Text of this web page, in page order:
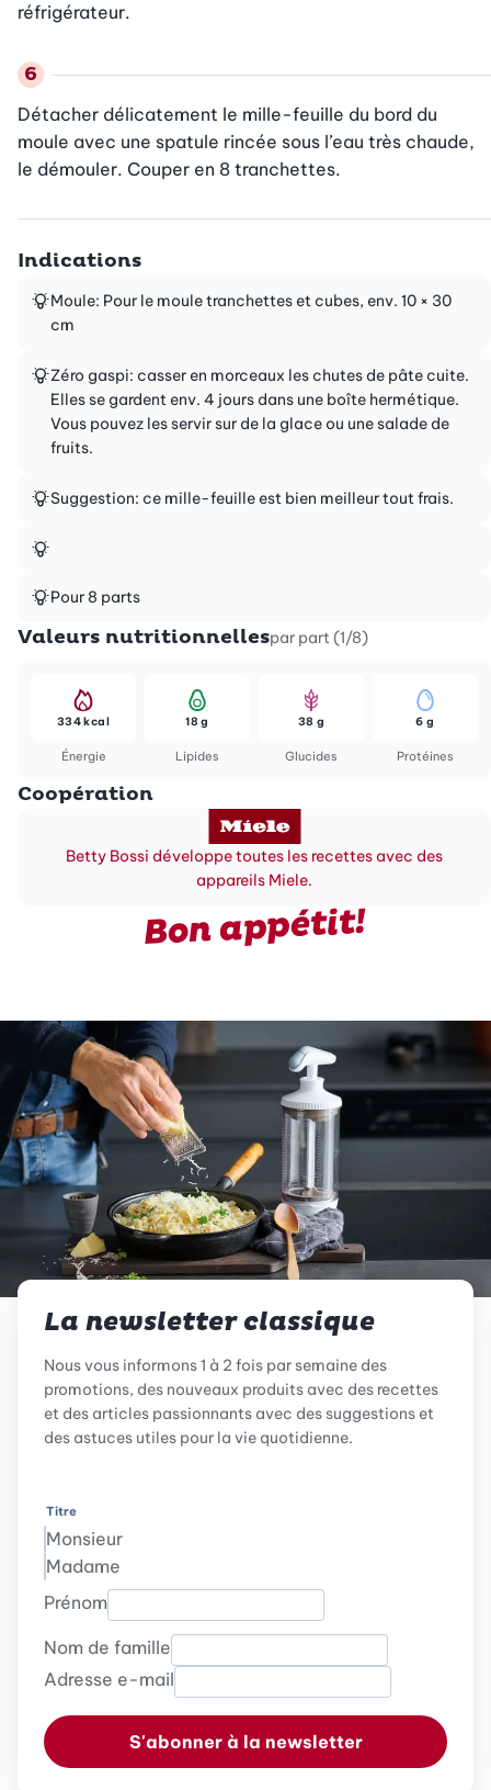
réfrigérateur.
Détacher délicatement le mille-feuille du bord du
moule avec une spatule rincée sous l’eau très chaude,
le démouler. Couper en 8 tranchettes.
Indications
Moule: Pour le moule tranchettes et cubes, env. 10 × 30
cm
Zéro gaspi: casser en morceaux les chutes de pâte cuite.
Elles se gardent env. 4 jours dans une boîte hermétique.
Vous pouvez les servir sur de la glace ou une salade de
fruits.
Suggestion: ce mille-feuille est bien meilleur tout frais.
Pour 8 parts
Valeurs nutritionnellespar part (1/8)
Énergie
334 kcal
Lipides
18 g
Glucides
38 g
Protéines
6 g
Coopération
Betty Bossi développe toutes les recettes avec des
appareils Miele.
Bon appétit!
La newsletter classique
Nous vous informons 1 à 2 fois par semaine des
promotions, des nouveaux produits avec des recettes
et des articles passionnants avec des suggestions et
des astuces utiles pour la vie quotidienne.
Titre
Monsieur
Madame
Prénom
Nom de famille
Adresse e-mail
S'abonner à la newsletter